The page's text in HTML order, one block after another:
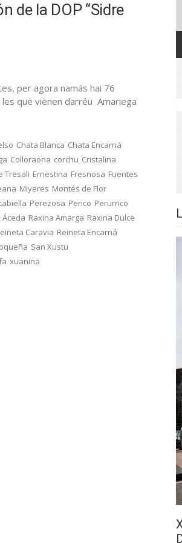
de la DOP “Sidre
per agora namás hai 76
que vienen darréu Amariega
Chata Blanca Chata Encarná
Colloraona corchu Cristalina
Tresali Ernestina Fresnosa Fuentes
Miyeres Montés de Flor
Perezosa Perico Perurrico
Áceda Raxina Amarga Raxina Dulce
Caravia Reineta Encarná
San Xustu
xuanina